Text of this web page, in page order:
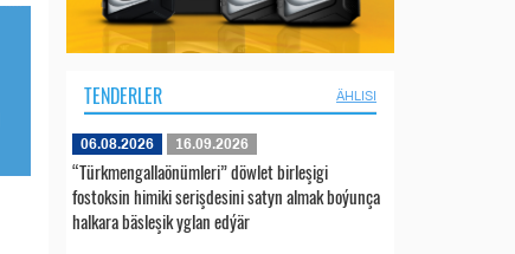
TENDERLER ÄHLISI
06.08.2026 16.09.2026
“Türkmengallaönümleri” döwlet birleşigi
fostoksin himiki serişdesini satyn almak boýunça
halkara bäsleşik yglan edýär